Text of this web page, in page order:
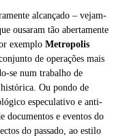
alcançado – vejam-
ousaram tão abertamente
exemplo Metropolis
de operações mais
se num trabalho de
Ou pondo de
especulativo e anti-
documentos e eventos do
do passado, ao estilo